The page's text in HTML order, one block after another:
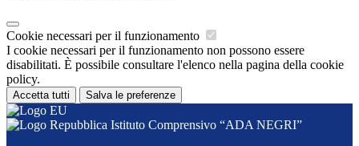
Cookie necessari per il funzionamento
I cookie necessari per il funzionamento non possono essere
disabilitati. È possibile consultare l'elenco nella pagina della cookie
policy.
Accetta tutti Salva le preferenze
Istituto Comprensivo “ADA NEGRI”